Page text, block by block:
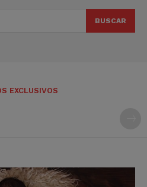
BUSCAR
EXCLUSIVOS